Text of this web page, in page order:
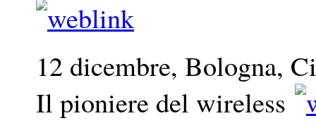
12 dicembre, Bologna,
Il pioniere del wireless